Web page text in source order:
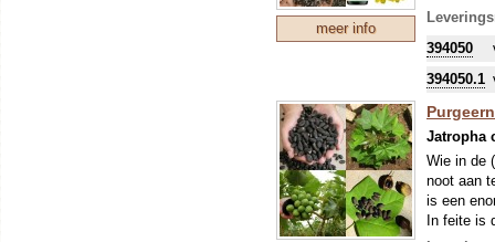
meer info
randen
plant
vorst niet.
Een
gefrituurd
Zie de
394050
394050.1
Jatropha
Wie in de
noot aan
is een
In feite is